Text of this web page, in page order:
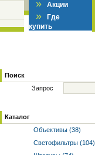
» Акции
» Где
купить
Поиск
Запрос
Каталог
Объективы (38)
Светофильтры (104)